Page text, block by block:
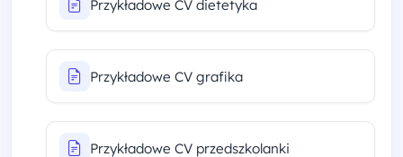
Przykładowe CV dietetyka
Przykładowe CV grafika
Przykładowe CV przedszkolanki